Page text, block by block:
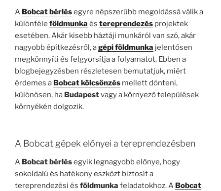
A Bobcat bérlésegyre népszerűbb megoldássá válik a
különféle földmunka és tereprendezés projektek
esetében. Akár kisebb háztáji munkáról van szó, akár
nagyobb építkezésről, agépi földmunka jelentősen
megkönnyíti és felgyorsítja a folyamatot. Ebben a
blogbejegyzésben részletesen bemutatjuk, miért
érdemes a Bobcat kölcsönzés mellett dönteni,
különösen, ha Budapestvagy a környező települések
környékén dolgozik.
A Bobcat gépek előnyei a tereprendezésben
A Bobcat bérlésegyik legnagyobb előnye, hogy
sokoldalú és hatékony eszközt biztosít a
tereprendezési és földmunka feladatokhoz. A Bobcat